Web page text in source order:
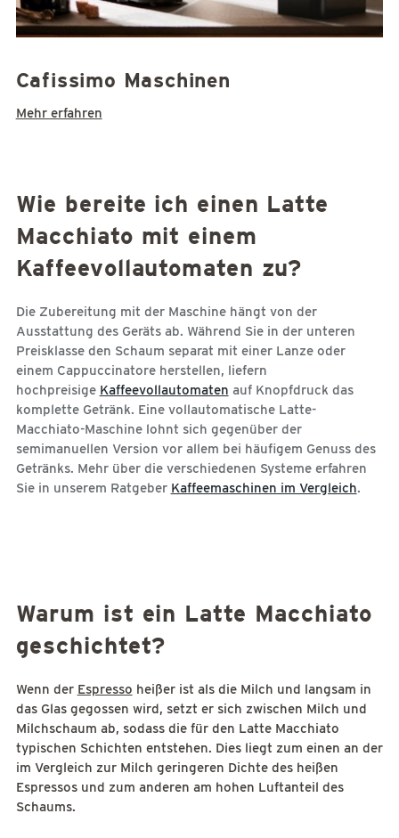
Cafissimo Maschinen
Mehr erfahren
Wie bereite ich einen Latte
Macchiato mit einem
Kaffeevollautomaten zu?
Die Zubereitung mit der Maschine hängt von der
Ausstattung des Geräts ab. Während Sie in der unteren
Preisklasse den Schaum separat mit einer Lanze oder
einem Cappuccinatore herstellen, liefern
hochpreisige Kaffeevollautomaten auf Knopfdruck das
komplette Getränk. Eine vollautomatische Latte-
Macchiato-Maschine lohnt sich gegenüber der
semimanuellen Version vor allem bei häufigem Genuss des
Getränks. Mehr über die verschiedenen Systeme erfahren
Sie in unserem Ratgeber Kaffeemaschinen im Vergleich.
Warum ist ein Latte Macchiato
geschichtet?
Wenn der Espresso heißer ist als die Milch und langsam in
das Glas gegossen wird, setzt er sich zwischen Milch und
Milchschaum ab, sodass die für den Latte Macchiato
typischen Schichten entstehen. Dies liegt zum einen an der
im Vergleich zur Milch geringeren Dichte des heißen
Espressos und zum anderen am hohen Luftanteil des
Schaums.